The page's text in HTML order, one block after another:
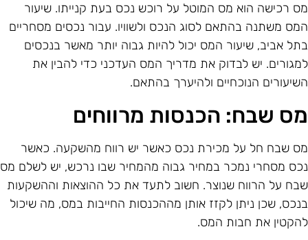
רכישה הוא מס המוטל על רוכש נכס בעת קנייתו. שיעור
משתנה בהתאם לסוג הנכס ולשוויו. עבור נכסים מסחריים
אביב, שיעור המס יכול להיות גבוה יותר מאשר בנכסים
יש לבדוק את מדריך המס העדכני כדי להבין את
הנוכחיים ולהיערך בהתאם.
שבח: הכנסות מרווחים
שבח חל על מכירת נכס כאשר יש רווח מהשקעה. כאשר
מסחרי נמכר במחיר גבוה מהמחיר שבו נרכש, יש לשלם מס
על הרווח שנוצר. חשוב לתעד את כל ההוצאות וההשקעות
שכן ניתן לקזז אותן מההכנסות החייבות במס, מה שיכול
את חבות המס.